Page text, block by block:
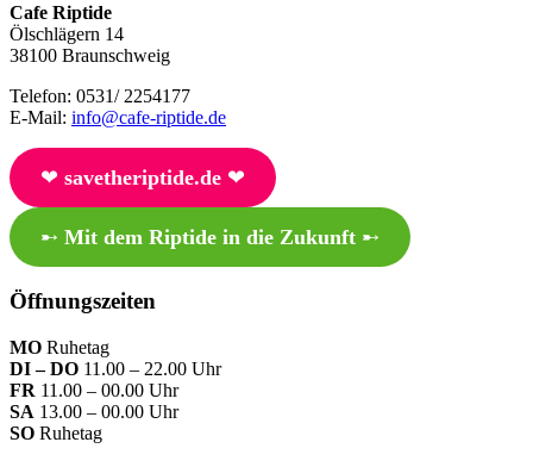
Cafe Riptide
Ölschlägern 14
38100 Braunschweig
Telefon: 0531/ 2254177
E-Mail: info@cafe-riptide.de
❤︎ savetheriptide.de❤︎
➸ Mit dem Riptide in die Zukunft➸
Öffnungszeiten
MO Ruhetag
DI – DO 11.00 – 22.00 Uhr
FR 11.00 – 00.00 Uhr
SA 13.00 – 00.00 Uhr
SO Ruhetag